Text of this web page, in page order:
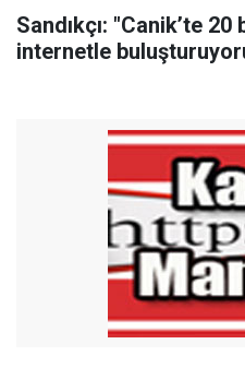
Sandıkçı: "Canik’te
internetle